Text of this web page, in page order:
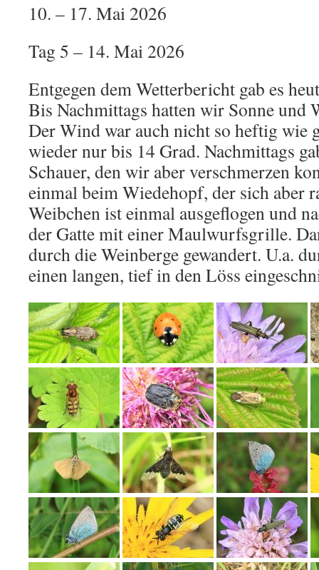
10. – 17. Mai 2026
Tag 5 – 14. Mai 2026
Entgegen dem Wetterbericht gab es
Bis Nachmittags hatten wir Sonne und
Der Wind war auch nicht so heftig wie
wieder nur bis 14 Grad. Nachmittags
Schauer, den wir aber verschmerzen
einmal beim Wiedehopf, der sich aber
Weibchen ist einmal ausgeflogen und
der Gatte mit einer Maulwurfsgrille.
durch die Weinberge gewandert. U.a.
einen langen, tief in den Löss